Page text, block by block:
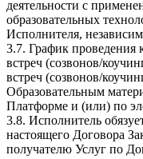
деятельности с
образовательных
Исполнителя,
3.7. График
встреч (созвонов/
встреч (созвонов/
Образовательным
Платформе и (или) по
3.8. Исполнитель
настоящего Договора
получателю Услуг по